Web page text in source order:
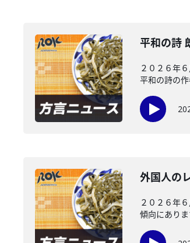
平和の詩
２０２６年
平和の詩の
外国人の
２０２６年
傾向にあり